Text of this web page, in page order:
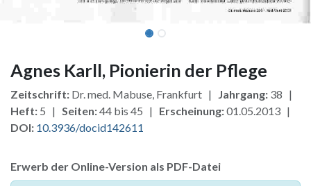
Agnes Karll, Pionierin der Pflege
Zeitschrift: Dr. med. Mabuse, Frankfurt | Jahrgang: 38 |
Heft: 5 | Seiten:44 bis 45 | Erscheinung:01.05.2013 |
DOI: 10.3936/docid142611
Erwerb der Online-Version als PDF-Datei